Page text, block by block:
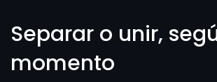
Separar o unir,
momento